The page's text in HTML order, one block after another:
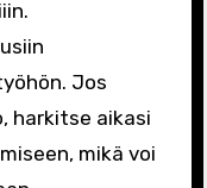
Jos
harkitse aikasi
mikä voi